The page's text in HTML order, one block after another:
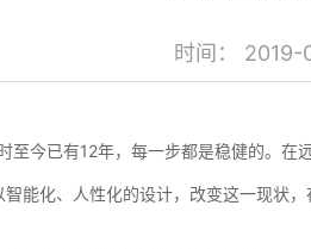
时间：
至今已有12年，每一步都是稳健的。
能化、人性化的设计，改变这一现状